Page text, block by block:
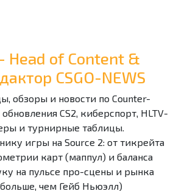
Head of Content &
CSGO-NEWS
обзоры и новости по Counter-
CS2, киберспорт, HLTV-
и турнирные таблицы.
игры на Source 2: от тикрейта
карт (маппул) и баланса
на пульсе про-сцены и рынка
чем Гейб Ньюэлл)